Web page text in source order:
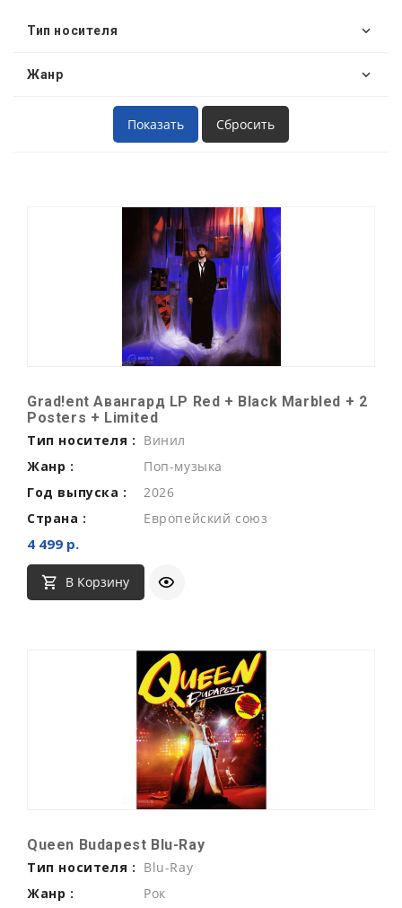
Тип носителя
Жанр
Grad!ent Авангард LP Red + Black Marbled + 2
Posters + Limited
Тип носителя : Винил
Жанр :
Поп-музыка
Год выпуска :
2026
Страна :
Европейский союз
4 499 р.
В Корзину
Queen Budapest Blu-Ray
Тип носителя : Blu-Ray
Жанр :
Рок